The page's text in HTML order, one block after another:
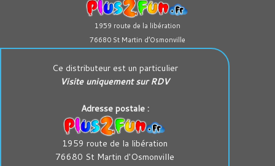
1959 route de la libération
76680 St Martin d’Osmonville
Ce distributeur est un particulier
Visite uniquement sur RDV
Adresse postale :
1959 route de la libération
76680 St Martin d'Osmonville